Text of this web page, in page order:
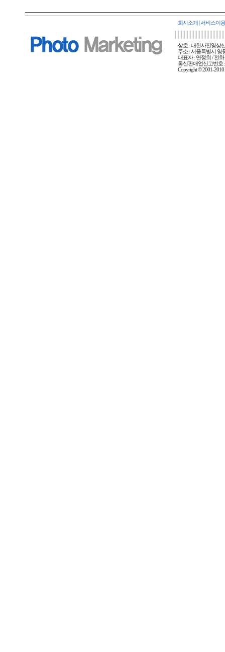
회사소개 서비스이
상호 : 대한사진영상
주소 : 서울특별시 영
대표자 : 연정희 / 전화
통신판매업신고번호
Copyright © 2001-